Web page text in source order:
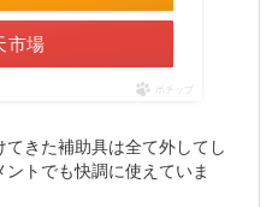
市場
ポチップ
きた補助具は全て外してし
トでも快調に使えていま